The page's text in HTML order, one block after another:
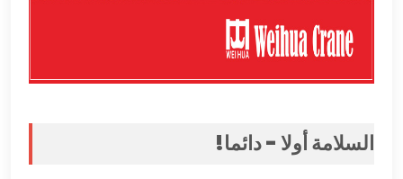
السلامة أولا - دائما!